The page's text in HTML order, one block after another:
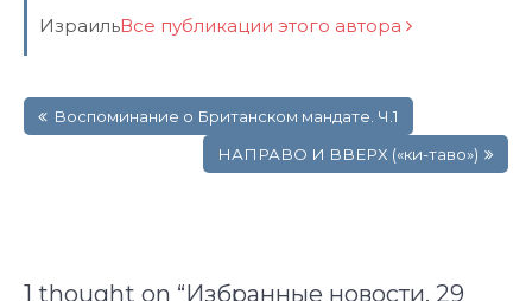
ИзраильВсе публикации этого автора
по Воспоминание о Британском мандате. Ч.1
НАПРАВО И ВВЕРХ («ки-таво»)
1 thought on “Избранные новости. 29